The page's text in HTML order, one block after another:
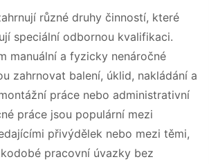
různé druhy činností, které
speciální odbornou kvalifikaci.
manuální a fyzicky nenáročné
zahrnovat balení, úklid, nakládání a
práce nebo administrativní
práce jsou populární mezi
přivýdělek nebo mezi těmi,
pracovní úvazky bez